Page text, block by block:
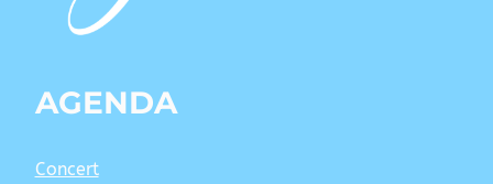
AGENDA
Concert